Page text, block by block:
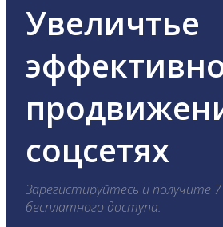
Увеличтье
соцсетях
Зарегистируйтесь и получите
бесплатного доступа.